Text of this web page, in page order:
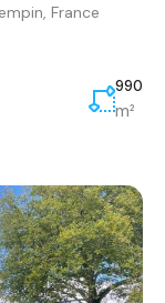
France
990
m²